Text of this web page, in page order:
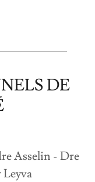
DE
Asselin - Dre